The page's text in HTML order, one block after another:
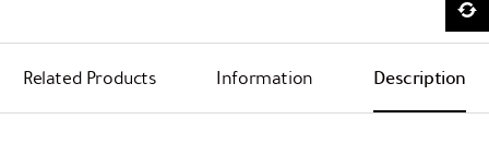
Description
Information
Related Products